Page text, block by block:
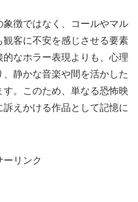
徴ではなく、コールやマル
客に不安を感じさせる要素
なホラー表現よりも、心理
静かな音楽や間を活かした
。このため、単なる恐怖映
えかける作品として記憶に
ーリンク